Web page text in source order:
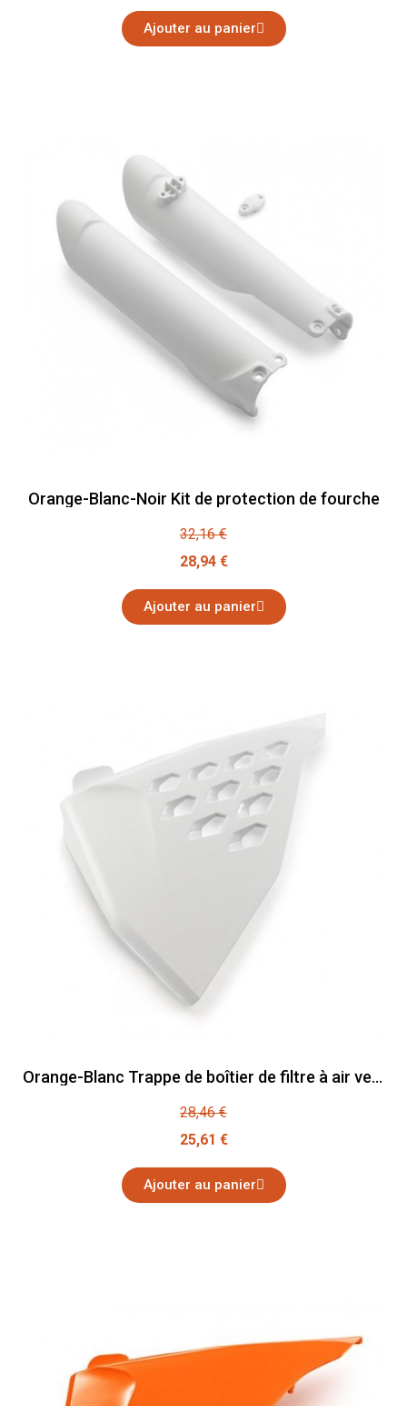
Ajouter au panier
Orange-Blanc-Noir Kit de protection de fourche
32,16 €
28,94 €
Ajouter au panier
Orange-Blanc Trappe de boîtier de filtre à air ventilé
28,46 €
25,61 €
Ajouter au panier